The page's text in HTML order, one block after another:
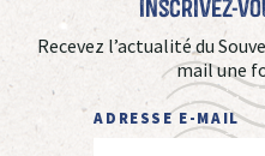
Inscrivez-
Recevez l’actualité du
mail une
ADRESSE E-MAIL